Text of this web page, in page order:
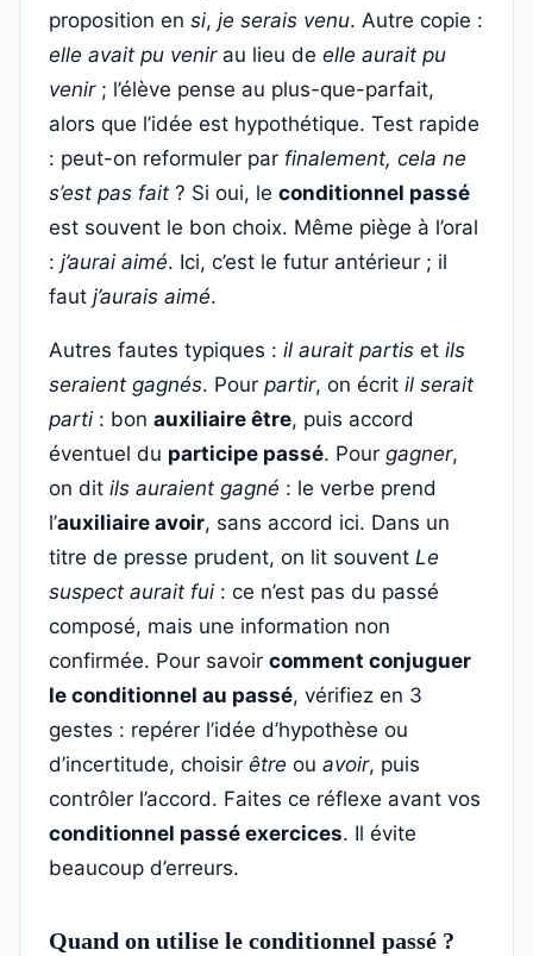
proposition en si, je serais venu. Autre copie :
elle avait pu venirau lieu de elle aurait pu
venir; l’élève pense au plus-que-parfait,
alors que l’idée est hypothétique. Test rapide
: peut-on reformuler par finalement, cela ne
s’est pas fait ? Si oui, le conditionnel passé
est souvent le bon choix. Même piège à l’oral
: j’aurai aimé. Ici, c’est le futur antérieur ; il
faut j’aurais aimé.
Autres fautes typiques : il aurait partis et ils
seraient gagnés. Pour partir, on écrit il serait
parti: bon auxiliaire être, puis accord
éventuel du participe passé. Pour gagner,
on dit ils auraient gagné : le verbe prend
l’auxiliaire avoir, sans accord ici. Dans un
titre de presse prudent, on lit souvent Le
suspect aurait fui: ce n’est pas du passé
composé, mais une information non
confirmée. Pour savoir comment conjuguer
le conditionnel au passé, vérifiez en 3
gestes : repérer l’idée d’hypothèse ou
d’incertitude, choisir être ou avoir, puis
contrôler l’accord. Faites ce réflexe avant vos
conditionnel passé exercices. Il évite
beaucoup d’erreurs.
Quand on utilise le conditionnel passé ?